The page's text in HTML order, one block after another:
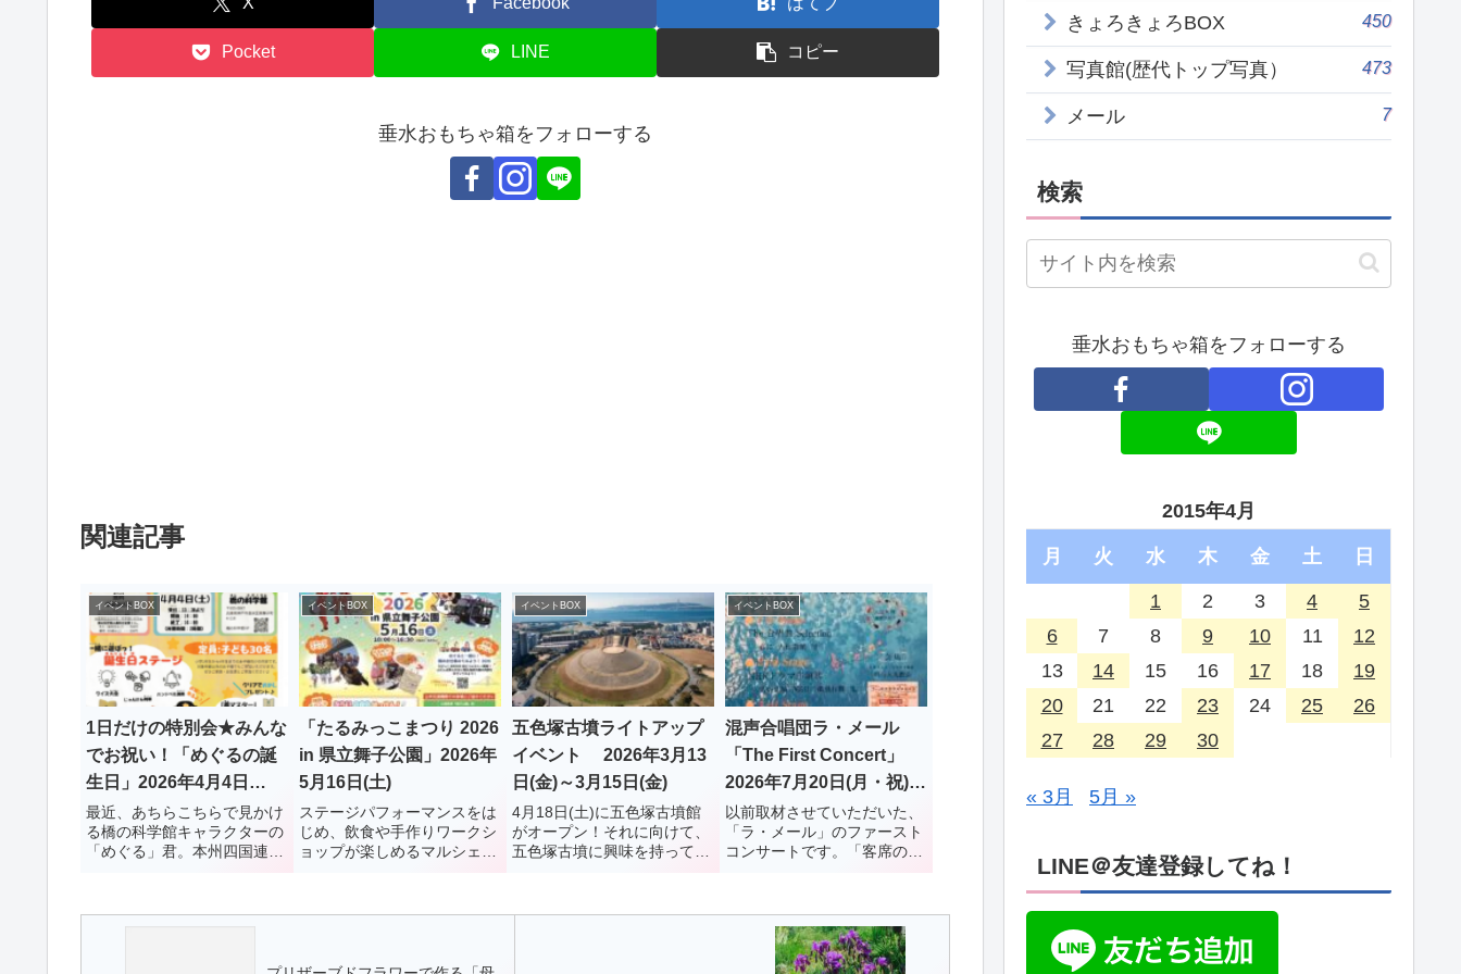
Pocket LINE コピー
垂水おもちゃ箱をフォローする
関連記事
イベントBOX
1日だけの特別会★みんな
でお祝い！「めぐるの誕
生日」2026年4月4日
(土) 橋の科学館
最近、あちらこちらで見かけ
る橋の科学館キャラクターの
「めぐる」君。本州四国連絡
でおなじみのキャラです。先
日、垂水区役所ロビーで開催
イベントBOX
「たるみっこまつり 2026
in 県立舞子公園」2026年
5月16日(土)
ステージパフォーマンスをは
じめ、飲食や手作りワークシ
ョップが楽しめるマルシェ、
内を巡る謎解きラリーなど、
ぜひ！
イベントBOX
五色塚古墳ライトアップ
イベント 2026年3月13
日(金)～3月15日(金)
4月18日(土)に五色塚古墳館
がオープン！それに向けて、
五色塚古墳に興味を持ってい
らすイベントが開催されま
イベントBOX
混声合唱団ラ・メール
「The First Concert」
2026年7月20日(月・祝)
明石人丸教会
以前取材させていただいた、
「ラ・メール」のファースト
コンサートです。「客席の人
お願い致します」ということ
です。また、団員も募集中と
のこと。コンサート参加希
望、入団希望、ともに下記へ
きょろきょろBOX 450
写真館(歴代トップ写真） 473
メール 7
検索
垂水おもちゃ箱をフォローする
2015年4月
月 火 水 木 金 土 日
1 2 3 4
5
6
7 8 9 10 11
12
13
14 15 16 17 18
19
20
21 22 23 24 25
26
27
28 29 30
« 3月 5月 »
LINE＠友達登録してね！